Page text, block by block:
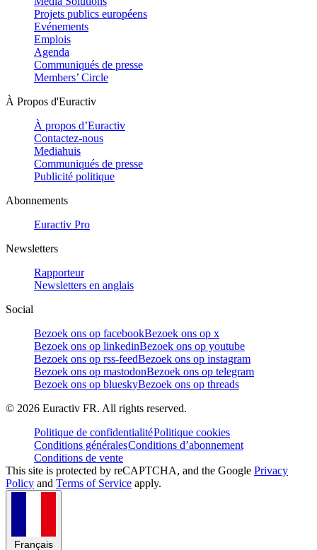
Projets publics européens
Evénements
Emplois
Agenda
Communiqués de presse
Members’ Circle
À Propos d'Euractiv
À propos d’Euractiv
Contactez-nous
Mediahuis
Communiqués de presse
Publicité politique
Abonnements
Euractiv Pro
Newsletters
Rapporteur
Newsletters en anglais
Social
Bezoek ons op facebookBezoek ons op x
Bezoek ons op linkedinBezoek ons op youtube
Bezoek ons op rss-feedBezoek ons op instagram
Bezoek ons op mastodonBezoek ons op telegram
Bezoek ons op blueskyBezoek ons op threads
© 2026 Euractiv FR. All rights reserved.
Politique de confidentialitéPolitique cookies
Conditions généralesConditions d’abonnement
Conditions de vente
This site is protected by reCAPTCHA, and the Google Privacy
Policy and Terms of Service apply.
Français